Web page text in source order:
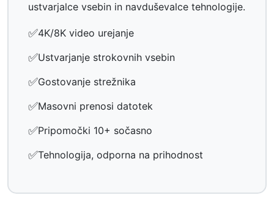
ustvarjalce vsebin in navduševalce tehnologije.
✅4K/8K video urejanje
✅Ustvarjanje strokovnih vsebin
✅Gostovanje strežnika
✅Masovni prenosi datotek
✅Pripomočki 10+ sočasno
✅Tehnologija, odporna na prihodnost